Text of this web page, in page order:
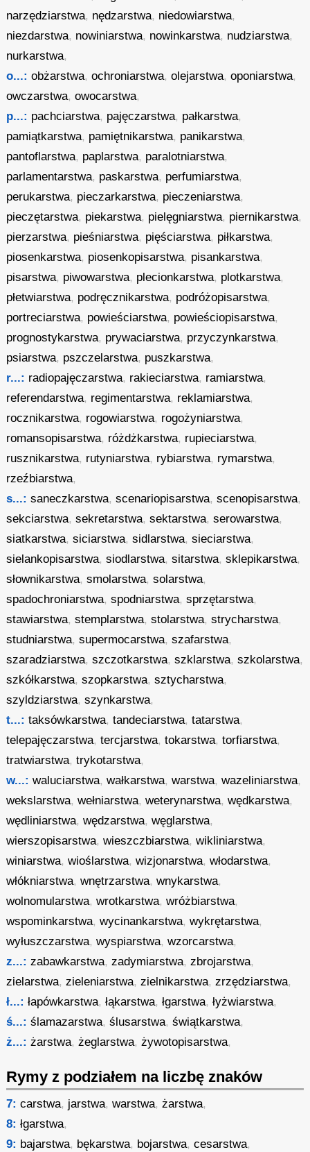
narzędziarstwa, nędzarstwa, niedowiarstwa,
niezdarstwa, nowiniarstwa, nowinkarstwa, nudziarstwa,
nurkarstwa,
o...: obżarstwa,ochroniarstwa,olejarstwa,oponiarstwa,
owczarstwa,owocarstwa,
p...: pachciarstwa, pajęczarstwa, pałkarstwa,
pamiątkarstwa, pamiętnikarstwa, panikarstwa,
pantoflarstwa, paplarstwa, paralotniarstwa,
parlamentarstwa, paskarstwa, perfumiarstwa,
perukarstwa, pieczarkarstwa, pieczeniarstwa,
pieczętarstwa, piekarstwa, pielęgniarstwa, piernikarstwa,
pierzarstwa, pieśniarstwa, pięściarstwa, piłkarstwa,
piosenkarstwa, piosenkopisarstwa, pisankarstwa,
pisarstwa, piwowarstwa, plecionkarstwa, plotkarstwa,
płetwiarstwa, podręcznikarstwa, podróżopisarstwa,
portreciarstwa, powieściarstwa, powieściopisarstwa,
prognostykarstwa, prywaciarstwa, przyczynkarstwa,
psiarstwa, pszczelarstwa, puszkarstwa,
r...: radiopajęczarstwa, rakieciarstwa, ramiarstwa,
referendarstwa, regimentarstwa, reklamiarstwa,
rocznikarstwa, rogowiarstwa, rogożyniarstwa,
romansopisarstwa, różdżkarstwa, rupieciarstwa,
rusznikarstwa, rutyniarstwa, rybiarstwa, rymarstwa,
rzeźbiarstwa,
s...: saneczkarstwa,scenariopisarstwa,scenopisarstwa,
sekciarstwa,sekretarstwa,sektarstwa,serowarstwa,
siatkarstwa,siciarstwa,sidlarstwa,sieciarstwa,
sielankopisarstwa,siodlarstwa,sitarstwa,sklepikarstwa,
słownikarstwa,smolarstwa,solarstwa,
spadochroniarstwa,spodniarstwa,sprzętarstwa,
stawiarstwa,stemplarstwa,stolarstwa,strycharstwa,
studniarstwa,supermocarstwa,szafarstwa,
szaradziarstwa,szczotkarstwa,szklarstwa,szkolarstwa,
szkółkarstwa,szopkarstwa,sztycharstwa,
szyldziarstwa,szynkarstwa,
t...: taksówkarstwa,tandeciarstwa,tatarstwa,
telepajęczarstwa,tercjarstwa,tokarstwa,torfiarstwa,
tratwiarstwa,trykotarstwa,
w...: waluciarstwa,wałkarstwa,warstwa,wazeliniarstwa,
wekslarstwa,wełniarstwa,weterynarstwa,wędkarstwa,
wędliniarstwa,wędzarstwa,węglarstwa,
wierszopisarstwa,wieszczbiarstwa,wikliniarstwa,
winiarstwa,wioślarstwa,wizjonarstwa,włodarstwa,
włókniarstwa,wnętrzarstwa,wnykarstwa,
wolnomularstwa,wrotkarstwa,wróżbiarstwa,
wspominkarstwa,wycinankarstwa,wykrętarstwa,
wyłuszczarstwa,wyspiarstwa,wzorcarstwa,
z...: zabawkarstwa,zadymiarstwa,zbrojarstwa,
zielarstwa,zieleniarstwa,zielnikarstwa,zrzędziarstwa,
ł...: łapówkarstwa,łąkarstwa,łgarstwa,łyżwiarstwa,
ś...: ślamazarstwa,ślusarstwa,świątkarstwa,
ż...: żarstwa,żeglarstwa,żywotopisarstwa,
Rymy z podziałem na liczbę znaków
7: carstwa, jarstwa,warstwa,żarstwa,
8: łgarstwa,
9: bajarstwa, bękarstwa, bojarstwa,cesarstwa,